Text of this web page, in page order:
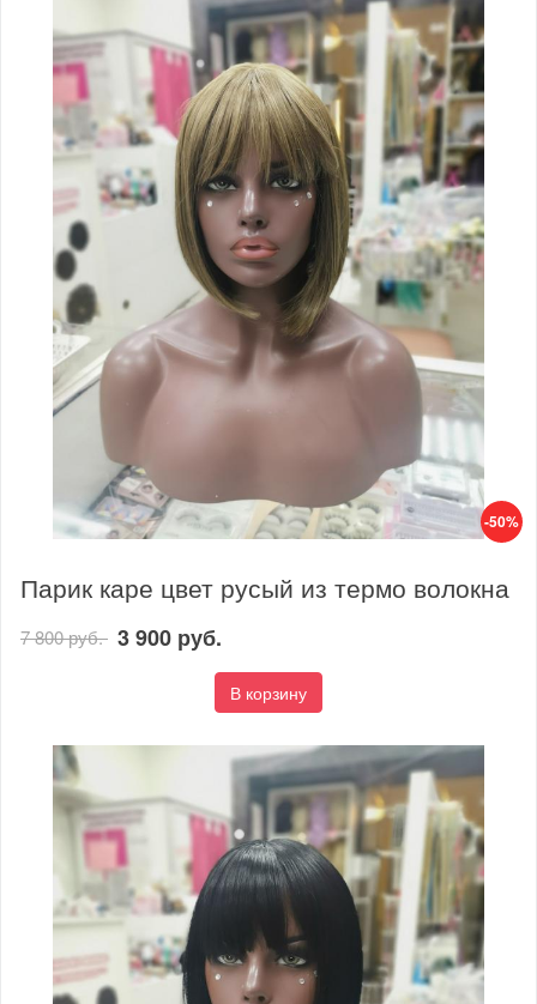
-50%
Парик каре цвет русый из термо волокна
7 800 руб. 3 900 руб.
В корзину